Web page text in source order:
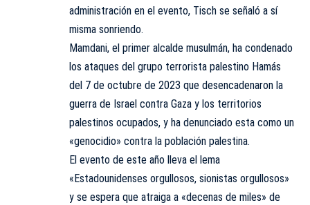
administración en el evento, Tisch se señaló a sí
misma sonriendo.
Mamdani, el primer alcalde musulmán, ha condenado
los ataques del grupo terrorista palestino Hamás
del 7 de octubre de 2023 que desencadenaron la
guerra de Israel contra Gaza y los territorios
palestinos ocupados, y ha denunciado esta como un
«genocidio» contra la población palestina.
El evento de este año lleva el lema
«Estadounidenses orgullosos, sionistas orgullosos»
y se espera que atraiga a «decenas de miles» de